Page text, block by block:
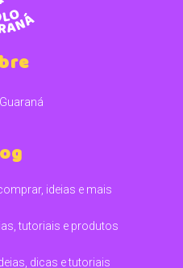
ideias e mais
tutoriais e produtos
dicas e tutoriais